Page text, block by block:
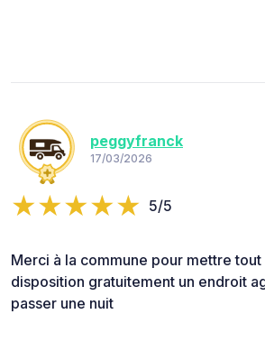
peggyfranck
17/03/2026
5/5
Merci à la commune pour mettre
disposition gratuitement un endroit
passer une nuit